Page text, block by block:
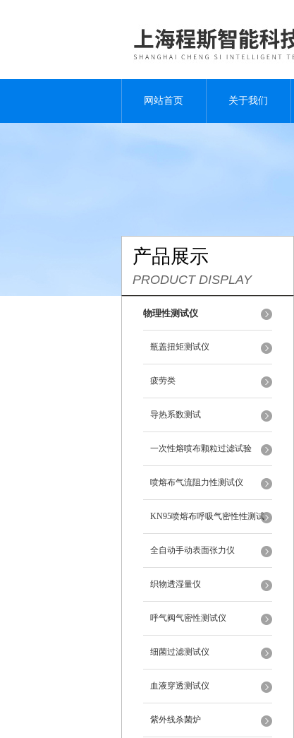
网站首页 关于我们
产品展示
PRODUCT DISPLAY
物理性测试仪
瓶盖扭矩测试仪
疲劳类
导热系数测试
一次性熔喷布颗粒过滤试验
喷熔布气流阻力性测试仪
KN95喷熔布呼吸气密性性测试
仪
全自动手动表面张力仪
织物透湿量仪
呼气阀气密性测试仪
细菌过滤测试仪
血液穿透测试仪
紫外线杀菌炉